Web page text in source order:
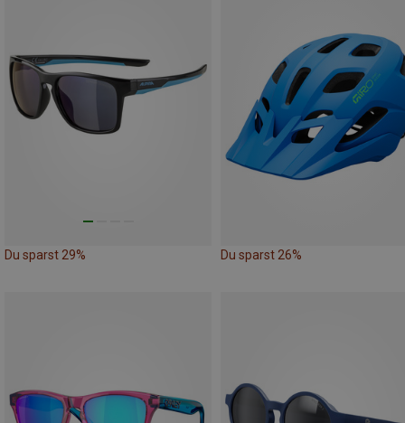
Du sparst 29% Du sparst 26%